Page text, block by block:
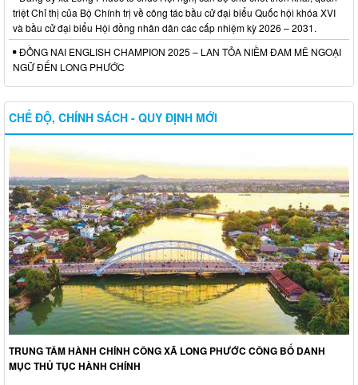
triệt Chỉ thị của Bộ Chính trị về công tác bầu cử đại biểu Quốc hội khóa XVI
và bầu cử đại biểu Hội đồng nhân dân các cấp nhiệm kỳ 2026 – 2031.
ĐỒNG NAI ENGLISH CHAMPION 2025 – LAN TỎA NIỀM ĐAM MÊ NGOẠI
NGỮ ĐẾN LONG PHƯỚC
CHẾ ĐỘ, CHÍNH SÁCH - QUY ĐỊNH MỚI
TRUNG TÂM HÀNH CHÍNH CÔNG XÃ LONG PHƯỚC CÔNG BỐ DANH
MỤC THỦ TỤC HÀNH CHÍNH